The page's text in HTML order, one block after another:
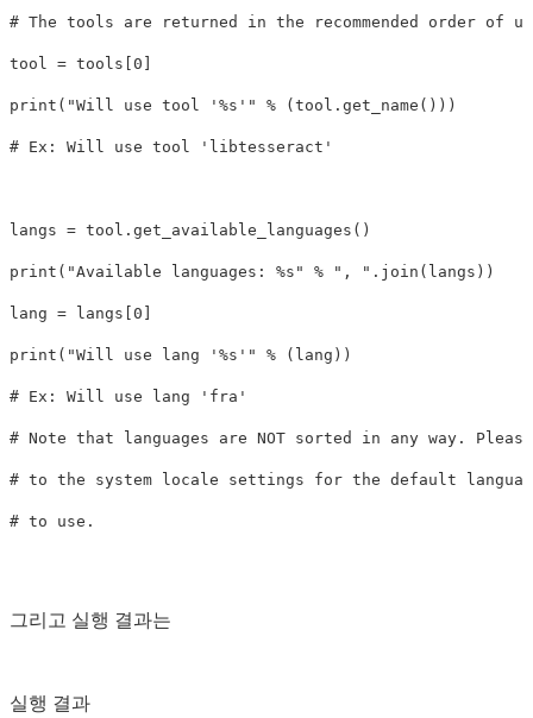
tool = tools 0
print ( "Will use tool '%s'" % ( tool . get_name ()))
langs = tool . get_available_languages ()
print ( "Available languages: %s" % ", " . join ( langs ))
lang = langs 0
print ( "Will use lang '%s'" % ( lang ))
# Ex: Will use lang 'fra'
# Note that languages are NOT sorted in any way.
# to the system locale settings for the default
그리고 실행 결과는
실행 결과